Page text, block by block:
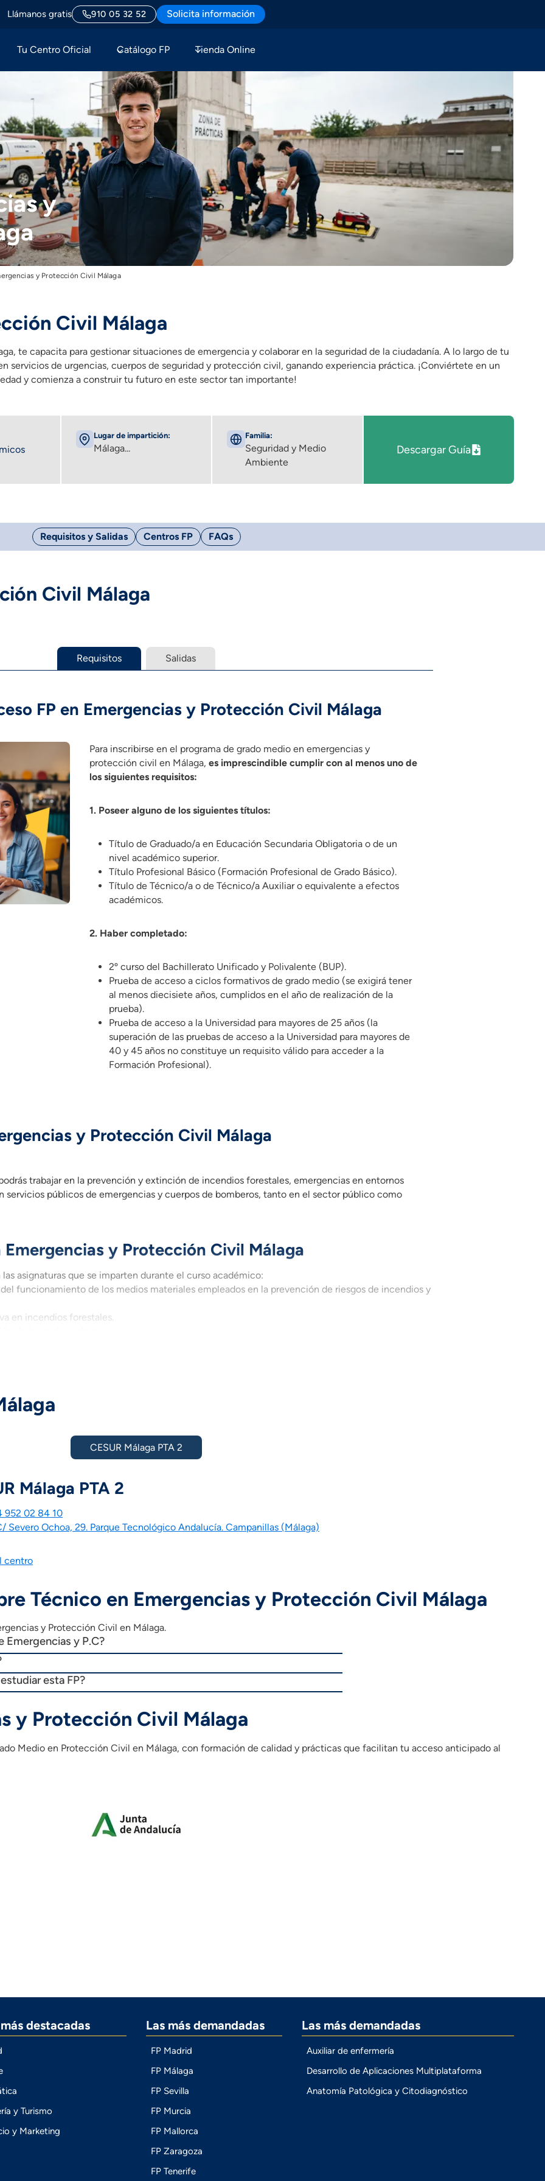
Llámanos gratis 910 05 32 52 Solicita información
Tu Centro Oficial Catálogo FP Tienda Online
y
y Protección Civil Málaga
Civil Málaga
te capacita para gestionar situaciones de emergencia y colaborar en la seguridad de la ciudadanía. A lo largo de tu
servicios de urgencias, cuerpos de seguridad y protección civil, ganando experiencia práctica. ¡Conviértete en un
y comienza a construir tu futuro en este sector tan importante!
Lugar de impartición:
Málaga...
Familia:
Seguridad y Medio
Ambiente
Descargar Guía
Requisitos y Salidas Centros FP FAQs
Civil Málaga
Requisitos Salidas
FP en Emergencias y Protección Civil Málaga
Para inscribirse en el programa de grado medio en emergencias y
protección civil en Málaga,es imprescindible cumplir con al menos uno de
los siguientes requisitos:
1. Poseer alguno de los siguientes títulos:
Título de Graduado/a en Educación Secundaria Obligatoria o de un
nivel académico superior.
Título Profesional Básico (Formación Profesional de Grado Básico).
Título de Técnico/a o de Técnico/a Auxiliar o equivalente a efectos
académicos.
2. Haber completado:
2º curso del Bachillerato Unificado y Polivalente (BUP).
Prueba de acceso a ciclos formativos de grado medio (se exigirá tener
al menos diecisiete años, cumplidos en el año de realización de la
prueba).
Prueba de acceso a la Universidad para mayores de 25 años (la
superación de las pruebas de acceso a la Universidad para mayores de
40 y 45 años no constituye un requisito válido para acceder a la
Formación Profesional).
y Protección Civil Málaga
trabajar en la prevención y extinción de incendios forestales, emergencias en entornos
servicios públicos de emergencias y cuerpos de bomberos, tanto en el sector público como
Emergencias y Protección Civil Málaga
asignaturas que se imparten durante el curso académico:
funcionamiento de los medios materiales empleados en la prevención de riesgos de incendios y
en incendios forestales.
de origen natural, tecnológico y antrópico.
de salvamento y rescate.
emergencia.
de emergencias.
productivo
de cada Comunidad Autónoma)
de estudios pueden variar según la comunidad autónoma.
CESUR Málaga PTA 2
Málaga PTA 2
952 02 84 10
Severo Ochoa, 29. Parque Tecnológico Andalucía. Campanillas (Málaga)
centro
Técnico en Emergencias y Protección Civil Málaga
y Protección Civil en Málaga.
Emergencias y P.C?
esta FP?
y Protección Civil Málaga
Medio en Protección Civil en Málaga, con formación de calidad y prácticas que facilitan tu acceso anticipado al
destacadas
y Turismo
y Marketing
Las más demandadas
FP Madrid
FP Málaga
FP Sevilla
FP Murcia
FP Mallorca
FP Zaragoza
FP Tenerife
Las más demandadas
Auxiliar de enfermería
Desarrollo de Aplicaciones Multiplataforma
Anatomía Patológica y Citodiagnóstico